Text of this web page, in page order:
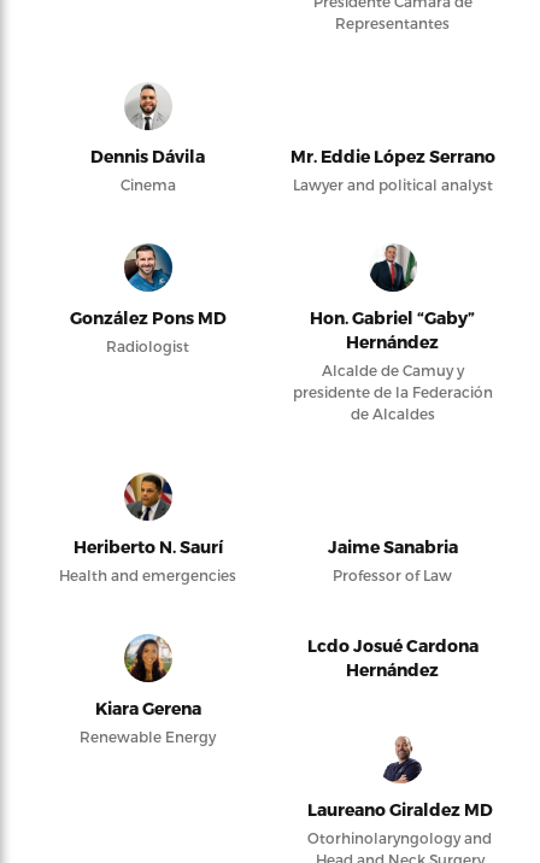
Representantes
Dennis Dávila
Cinema
Mr. Eddie López Serrano
Lawyer and political analyst
González Pons MD
Radiologist
Hon. Gabriel “Gaby”
Hernández
Alcalde de Camuy y
presidente de la Federación
de Alcaldes
Heriberto N. Saurí
Health and emergencies
Jaime Sanabria
Professor of Law
Kiara Gerena
Renewable Energy
Lcdo Josué Cardona
Hernández
Laureano Giraldez MD
Otorhinolaryngology and
Head and Neck Surgery